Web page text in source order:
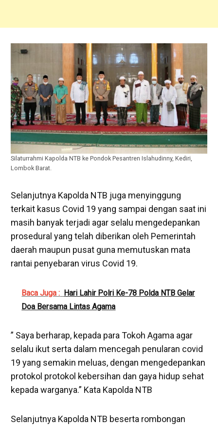
Silaturrahmi Kapolda NTB ke Pondok Pesantren Islahudinny, Kediri,
Lombok Barat.
Selanjutnya Kapolda NTB juga menyinggung
terkait kasus Covid 19 yang sampai dengan saat ini
masih banyak terjadi agar selalu mengedepankan
prosedural yang telah diberikan oleh Pemerintah
daerah maupun pusat guna memutuskan mata
rantai penyebaran virus Covid 19.
Baca Juga : Hari Lahir Polri Ke-78 Polda NTB Gelar
Doa Bersama Lintas Agama
” Saya berharap, kepada para Tokoh Agama agar
selalu ikut serta dalam mencegah penularan covid
19 yang semakin meluas, dengan mengedepankan
protokol protokol kebersihan dan gaya hidup sehat
kepada warganya.” Kata Kapolda NTB
Selanjutnya Kapolda NTB beserta rombongan